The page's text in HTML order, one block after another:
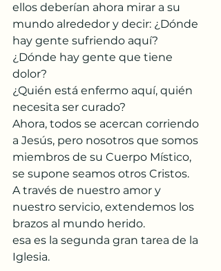
ellos deberían ahora mirar a su
mundo alrededor y decir: ¿Dónde
hay gente sufriendo aquí?
¿Dónde hay gente que tiene
dolor?
¿Quién está enfermo aquí, quién
necesita ser curado?
Ahora, todos se acercan corriendo
a Jesús, pero nosotros que somos
miembros de su Cuerpo Místico,
se supone seamos otros Cristos.
A través de nuestro amor y
nuestro servicio, extendemos los
brazos al mundo herido.
esa es la segunda gran tarea de la
Iglesia.